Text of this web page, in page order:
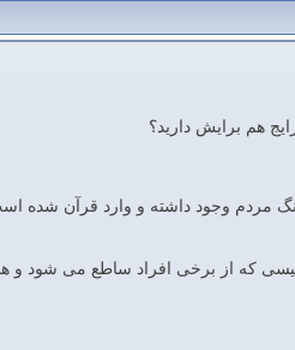
هم برایش دارید؟
مردم وجود داشته و وارد قرآن شده
که از برخی افراد ساطع می شود و